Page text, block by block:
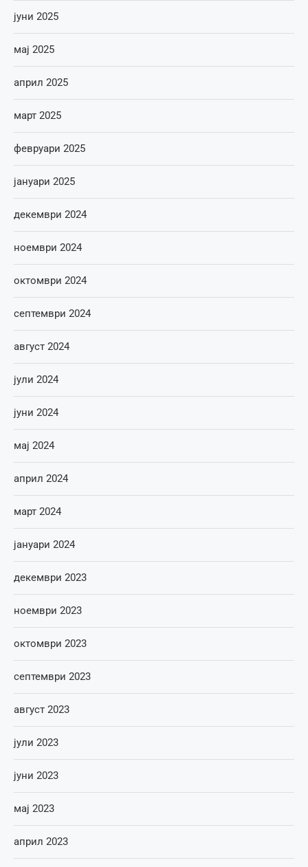
јуни 2025
мај 2025
април 2025
март 2025
февруари 2025
јануари 2025
декември 2024
ноември 2024
октомври 2024
септември 2024
август 2024
јули 2024
јуни 2024
мај 2024
април 2024
март 2024
јануари 2024
декември 2023
ноември 2023
октомври 2023
септември 2023
август 2023
јули 2023
јуни 2023
мај 2023
април 2023